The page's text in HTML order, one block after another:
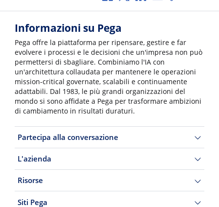
Informazioni su Pega
Pega offre la piattaforma per ripensare, gestire e far
evolvere i processi e le decisioni che un'impresa non può
permettersi di sbagliare. Combiniamo l'IA con
un'architettura collaudata per mantenere le operazioni
mission-critical governate, scalabili e continuamente
adattabili. Dal 1983, le più grandi organizzazioni del
mondo si sono affidate a Pega per trasformare ambizioni
di cambiamento in risultati duraturi.
Partecipa alla conversazione
L'azienda
Risorse
Siti Pega